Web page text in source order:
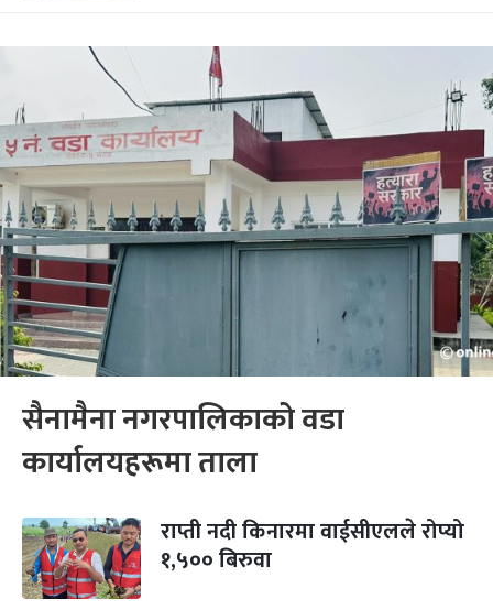
सैनामैना नगरपालिकाको वडा
कार्यालयहरूमा ताला
राप्ती नदी किनारमा वाईसीएलले रोप्यो
१,५०० बिरुवा